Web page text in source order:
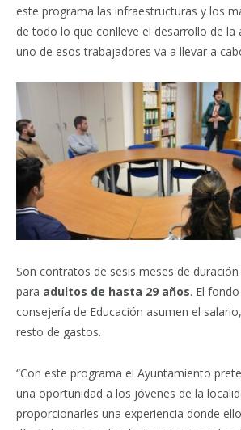
este programa las infraestructuras y los
de todo lo que conlleve el desarrollo de la
uno de esos trabajadores va a llevar a
Son contratos de sesis meses de
para adultos de hasta 29 años. El
consejería de Educación asumen el
resto de gastos.
“Con este programa el Ayuntamiento
una oportunidad a los jóvenes de la
proporcionarles una experiencia donde